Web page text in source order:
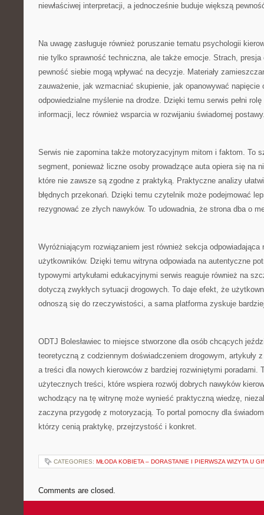
niewłaściwej interpretacji, a jednocześnie buduje większą
Na uwagę zasługuje również poruszanie tematu psychologii
nie tylko sprawność techniczna, ale także emocje. Strach, presja
pewność siebie mogą wpływać na decyzje. Materiały
zauważenie, jak wzmacniać skupienie, jak opanowywać napięcie
odpowiedzialne myślenie na drodze. Dzięki temu serwis pełni
informacji, lecz również wsparcia w rozwijaniu świadomej
Serwis nie zapomina także motoryzacyjnym mitom i faktom. To
segment, ponieważ liczne osoby prowadzące auta opiera się na
które nie zawsze są zgodne z praktyką. Praktyczne analizy
błędnych przekonań. Dzięki temu czytelnik może podejmować
rezygnować ze złych nawyków. To udowadnia, że strona dba o
Wyróżniającym rozwiązaniem jest również sekcja odpowiadająca
użytkowników. Dzięki temu witryna odpowiada na autentyczne
typowymi artykułami edukacyjnymi serwis reaguje również na
dotyczą zwykłych sytuacji drogowych. To daje efekt, że
odnoszą się do rzeczywistości, a sama platforma zyskuje
ODTJ Bolesławiec to miejsce stworzone dla osób chcących
teoretyczną z codziennym doświadczeniem drogowym, artykuły
a treści dla nowych kierowców z bardziej rozwiniętymi poradami.
użytecznych treści, które wspiera rozwój dobrych nawyków
wchodzący na tę witrynę może wynieść praktyczną wiedzę,
zaczyna przygodę z motoryzacją. To portal pomocny dla
którzy cenią praktykę, przejrzystość i konkret.
CATEGORIES: MŁODA KOBIETA – DORASTANIE I PIERWSZA WIZYTA U
Comments are closed.